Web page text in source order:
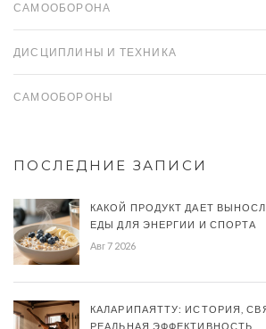
САМООБОРОНА
ДИСЦИПЛИНЫ И ТЕХНИКА
САМООБОРОНЫ
ПОСЛЕДНИЕ ЗАПИСИ
КАКОЙ ПРОДУКТ ДАЕТ
ЕДЫ ДЛЯ ЭНЕРГИИ И СПОРТА
Авг 7 2026
КАЛАРИПАЯТТУ: ИСТОРИЯ,
РЕАЛЬНАЯ ЭФФЕКТИВНОСТЬ